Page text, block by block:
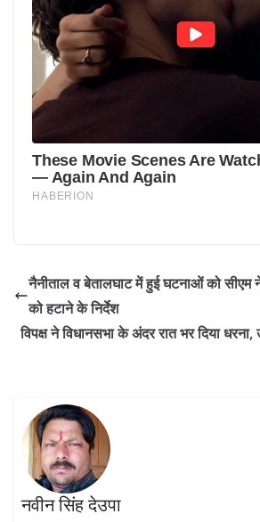
नैनीताल व बेतालघाट में हुई घटनाओं को सीएम
को हटाने के निर्देश
विपक्ष ने विधानसभा के अंदर रात भर दिया
नवीन सिंह देउपा